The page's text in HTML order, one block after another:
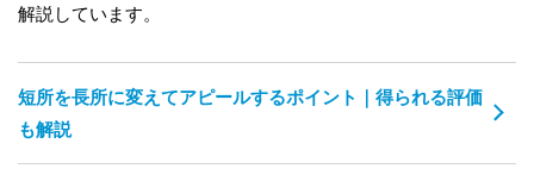
解説しています。
短所を長所に変えてアピールするポイント｜得られる評価
も解説